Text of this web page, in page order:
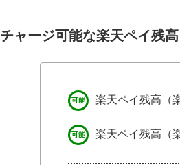
チャージ可能な楽天ペイ残
楽天ペイ残高（
楽天ペイ残高（